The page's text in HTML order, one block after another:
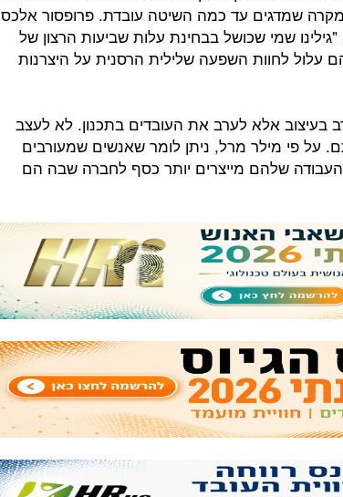
מקרה שמדגים עד כמה השיטה עובדת. פרופסור אלכס
שמי שכושל בבחינת עלות שביעות הרצון של
עלול לחוות השפעה שלילית הרסנית על היצרנות
בעיצוב אלא לערב את העובדים בתכנון. לא לעצב
על פי מילר מרל, ניתן לומר שאנשים שמעורבים
העבודה שלהם מייצרים יותר כסף לחברה שבה הם